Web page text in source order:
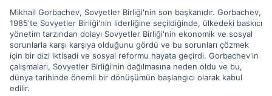
Mikhail Gorbachev, Sovyetler Birliği'nin son başkanıdır. Gorbachev,
1985'te Sovyetler Birliği'nin liderliğine seçildiğinde, ülkedeki baskıcı
yönetim tarzından dolayı Sovyetler Birliği'nin ekonomik ve sosyal
sorunlarla karşı karşıya olduğunu gördü ve bu sorunları çözmek
için bir dizi iktisadi ve sosyal reformu hayata geçirdi. Gorbachev'in
çalışmaları, Sovyetler Birliği'nin dağılmasına neden oldu ve bu,
dünya tarihinde önemli bir dönüşümün başlangıcı olarak kabul
edilir.